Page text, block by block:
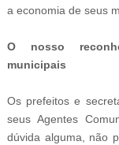
a economia de seus
O nosso
municipais
Os prefeitos e
seus Agentes
dúvida alguma, não